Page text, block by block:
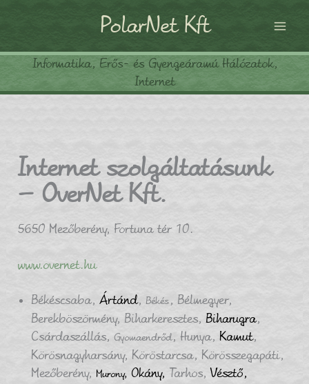
PolarNet Kft
Informatika, Erős- és Gyengeáramú Hálózatok,
Internet
Internet szolgáltatásunk
– OverNet Kft.
5650 Mezőberény, Fortuna tér 10.
www.overnet.hu
Békéscsaba, Ártánd, Békés, Bélmegyer,
Berekböszörmény, Biharkeresztes, Biharugra,
Csárdaszállás, Gyomaendrőd, Hunya, Kamut,
Körösnagyharsány, Köröstarcsa, Körösszegapáti,
Mezőberény, Murony, Okány, Tarhos,Vésztő,